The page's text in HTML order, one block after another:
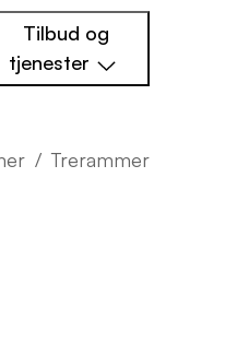
Tilbud og
tjenester
/ Trerammer